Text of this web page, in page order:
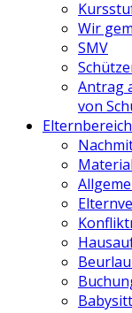
Wir
SMV
Antrag
von
Elternbereich